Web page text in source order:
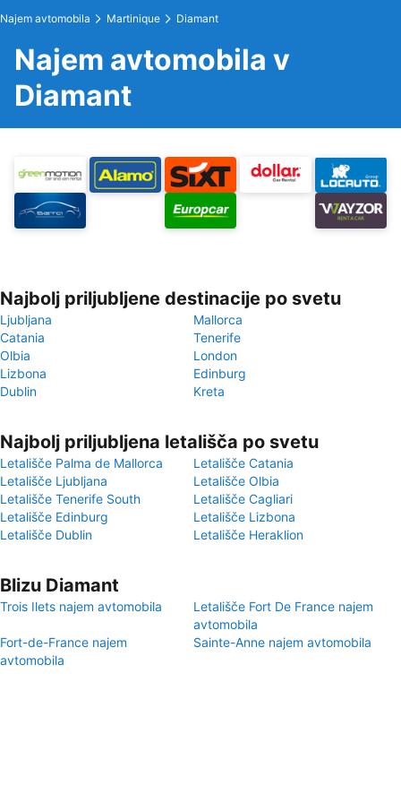
Najem avtomobila Martinique Diamant
Najem avtomobila v
Diamant
Najbolj priljubljene destinacije po svetu
Ljubljana
Mallorca
Catania
Tenerife
Olbia
London
Lizbona
Edinburg
Dublin
Kreta
Najbolj priljubljena letališča po svetu
Letališče Palma de Mallorca
Letališče Catania
Letališče Ljubljana
Letališče Olbia
Letališče Tenerife South
Letališče Cagliari
Letališče Edinburg
Letališče Lizbona
Letališče Dublin
Letališče Heraklion
Blizu Diamant
Trois Ilets najem avtomobila
Letališče Fort De France najem
avtomobila
Fort-de-France najem
avtomobila
Sainte-Anne najem avtomobila